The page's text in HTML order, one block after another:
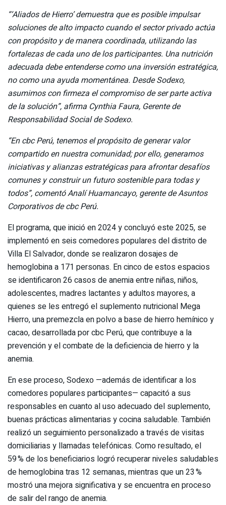
“‘Aliados de Hierro’ demuestra que es posible impulsar
soluciones de alto impacto cuando el sector privado actúa
con propósito y de manera coordinada, utilizando las
fortalezas de cada uno de los participantes. Una nutrición
adecuada debe entenderse como una inversión estratégica,
no como una ayuda momentánea. Desde Sodexo,
asumimos con firmeza el compromiso de ser parte activa
de la solución”, afirma Cynthia Faura, Gerente de
Responsabilidad Social de Sodexo.
“En cbc Perú, tenemos el propósito de generar valor
compartido en nuestra comunidad; por ello, generamos
iniciativas y alianzas estratégicas para afrontar desafíos
comunes y construir un futuro sostenible para todas y
todos”, comentó Analí Huamancayo, gerente de Asuntos
Corporativos de cbc Perú.
El programa, que inició en 2024 y concluyó este 2025, se
implementó en seis comedores populares del distrito de
Villa El Salvador, donde se realizaron dosajes de
hemoglobina a 171 personas. En cinco de estos espacios
se identificaron 26 casos de anemia entre niñas, niños,
adolescentes, madres lactantes y adultos mayores, a
quienes se les entregó el suplemento nutricional Mega
Hierro, una premezcla en polvo a base de hierro hemínico y
cacao, desarrollada por cbc Perú, que contribuye a la
prevención y el combate de la deficiencia de hierro y la
anemia.
En ese proceso, Sodexo —además de identificar a los
comedores populares participantes— capacitó a sus
responsables en cuanto al uso adecuado del suplemento,
buenas prácticas alimentarias y cocina saludable. También
realizó un seguimiento personalizado a través de visitas
domiciliarias y llamadas telefónicas. Como resultado, el
59 % de los beneficiarios logró recuperar niveles saludables
de hemoglobina tras 12 semanas, mientras que un 23 %
mostró una mejora significativa y se encuentra en proceso
de salir del rango de anemia.